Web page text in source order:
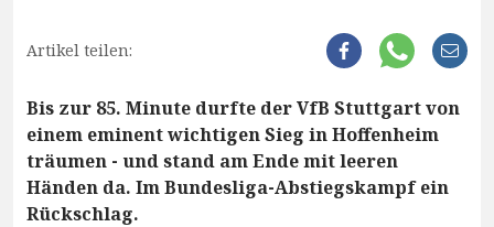
Artikel teilen:
Bis zur 85. Minute durfte der VfB Stuttgart von
einem eminent wichtigen Sieg in Hoffenheim
träumen - und stand am Ende mit leeren
Händen da. Im Bundesliga-Abstiegskampf ein
Rückschlag.